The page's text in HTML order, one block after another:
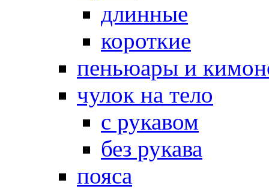
длинные
короткие
пеньюары и
чулок на тело
с рукавом
без рукава
пояса